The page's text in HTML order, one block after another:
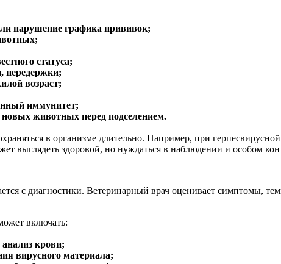
нарушение графика прививок;
статуса;
передержки;
возраст;
иммунитет;
новых животных перед подселением.
в организме длительно. Например, при
выглядеть здоровой, но нуждаться в наблюдении и особом
с диагностики. Ветеринарный врач оценивает симптомы,
включать:
крови;
вирусного материала;